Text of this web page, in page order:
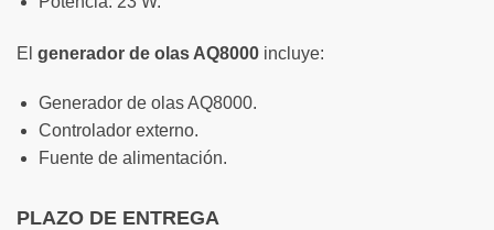
El generador de olas AQ8000 incluye:
Generador de olas AQ8000.
Controlador externo.
Fuente de alimentación.
PLAZO DE ENTREGA